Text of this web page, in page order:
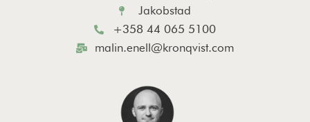
Jakobstad
+358 44 065 5100
malin.enell@kronqvist.com